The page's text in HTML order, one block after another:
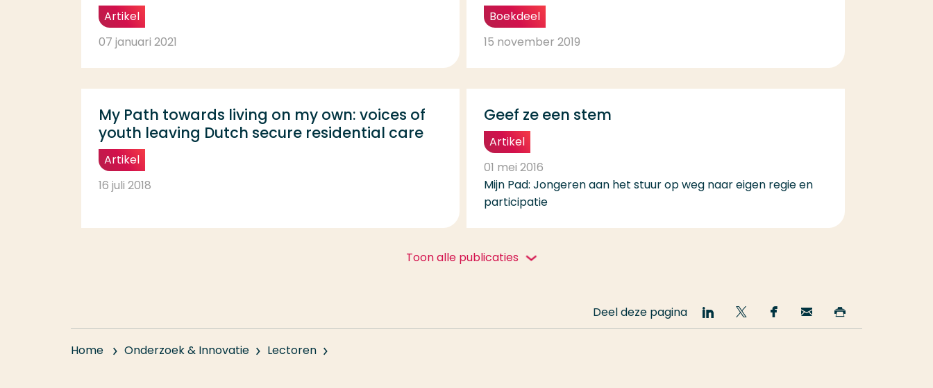
Artikel
07 januari 2021
Boekdeel
15 november 2019
My Path towards living on my own: voices of
youth leaving Dutch secure residential care
Artikel
16 juli 2018
Geef ze een stem
Artikel
01 mei 2016
Mijn Pad: Jongeren aan het stuur op weg naar eigen regie en
participatie
Toon alle publicaties
Home Onderzoek & Innovatie Lectoren
Deel deze pagina
Deel
op
Deel
op
Deel
op
Email
deze deze